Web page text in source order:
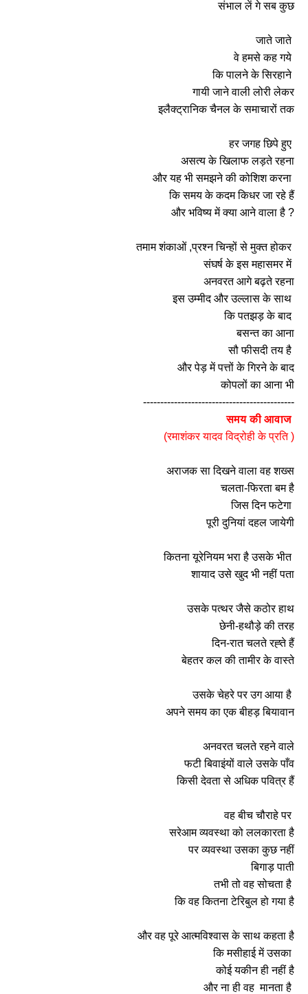
संभाल लें गे सब कुछ
जाते जाते
वे हमसे कह गये
कि पालने के सिरहाने
गायी जाने वाली लोरी लेकर
इलैक्ट्रानिक चैनल के समाचारों तक
हर जगह छिपे हुए
असत्य के खिलाफ लड़ते रहना
और यह भी समझने की कोशिश करना
कि समय के कदम किधर जा रहे हैं
और भविष्य में क्या आने वाला है ?
तमाम शंकाओं ,प्रश्न चिन्हों से मुक्त होकर
संघर्ष के इस महासमर में
अनवरत आगे बढ़ते रहना
इस उम्मीद और उल्लास के साथ
कि पतझड़ के बाद
बसन्त का आना
सौ फीसदी तय है
और पेड़ में पत्तों के गिरने के बाद
कोपलों का आना भी
--------------------------------------------
समय की आवाज
(रमाशंकर यादव विद्रोही के प्रति )
अराजक सा दिखने वाला वह शख्स
चलता-फिरता बम है
जिस दिन फटेगा
पूरी दुनियां दहल जायेगी
कितना यूरेनियम भरा है उसके भीत
शायाद उसे खुद भी नहीं पता
उसके पत्थर जैसे कठोर हाथ
छेनी-हथौड़े की तरह
दिन-रात चलते रह्ते हैं
बेहतर कल की तामीर के वास्ते
उसके चेहरे पर उग आया है
अपने समय का एक बीहड़ बियावान
अनवरत चलते रहने वाले
फटी बिवाइंयों वाले उसके पाँव
किसी देवता से अधिक पवित्र हैं
वह बीच चौराहे पर
सरेआम व्यवस्था को ललकारता है
पर व्यवस्था उसका कुछ नहीं
बिगाड़ पाती
तभी तो वह सोचता है
कि वह कितना टेरिबुल हो गया है
और वह पूरे आत्मविश्वास के साथ कहता है
कि मसीहाई में उसका
कोई यकीन ही नहीं है
और ना ही वह मानता है